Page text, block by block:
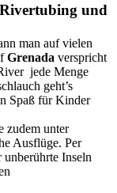
und
man auf vielen
Grenada verspricht
jede Menge
geht’s
Spaß für Kinder
zudem unter
Ausflüge. Per
Inseln